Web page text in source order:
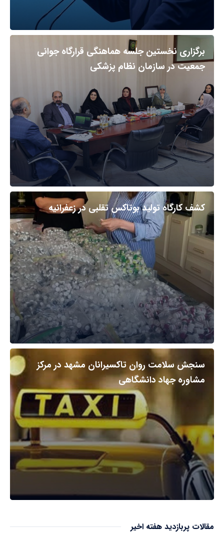
برگزاری نخستین جلسه هماهنگی قرارگاه جوانی
جمعیت در سازمان نظام پزشکی
کشف کارگاه تولید بوتاکس تقلبی در زعفرانیه
سنجش سلامت روان تاکسیرانان مشهد در مرکز
مشاوره جهاد دانشگاهی
مقالات پربازدید هفته اخیر